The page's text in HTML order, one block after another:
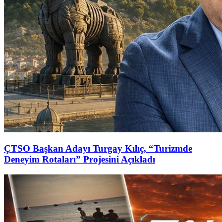
ÇTSO Başkan Adayı Turgay Kılıç, “Turizmde
Deneyim Rotaları” Projesini Açıkladı